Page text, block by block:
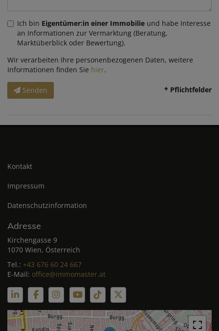
Ich bin Eigentümer:in einer Immobilie und habe Interesse
an Informationen zur Vermarktung (Beratung,
Marktüberblick oder Bewertung).
Wir verarbeiten Ihre personenbezogenen Daten, weitere
Informationen finden Sie hier.
Senden * Pflichtfelder
Kontakt
Impressum
Datenschutzinformation
Adresse
Kirchengasse 9
1070 Wien, Österreich
Tel.: +43 676 60 24 667
E-Mail: office@immomaster.at